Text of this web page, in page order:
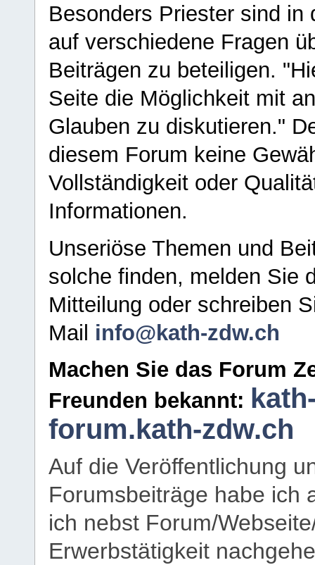
Besonders Priester sind in
auf verschiedene Fragen
Beiträgen zu beteiligen.
Seite die Möglichkeit mit
Glauben zu diskutieren."
diesem Forum keine
Vollständigkeit oder
Informationen.
Unseriöse Themen und
solche finden, melden Sie
Mitteilung oder schreiben
Mail info@kath-zdw.ch
Machen Sie das Forum
Freunden bekannt:
forum.kath-zdw.ch
Auf die Veröffentlichung
Forumsbeiträge habe ich
ich nebst Forum/
Erwerbstätigkeit